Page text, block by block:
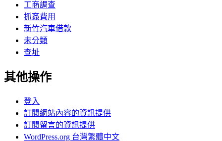
工商調查
抓姦費用
新竹汽車借款
未分類
查址
其他操作
登入
訂閱網站內容的資訊提供
訂閱留言的資訊提供
WordPress.org 台灣繁體中文